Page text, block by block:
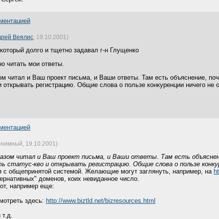
Веялис , 19.10.2001)
долго и тщетно задавал г-н Глущенко
читать мои ответы.
читал и Ваш проект письма, и Ваши ответы. Там есть объяснение,
открывать регистрацию. Общие слова о пользе конкуренции ничего
19.10.2001)
читал и Ваш проект письма, и Ваши ответы. Там есть
статус-кво и открывать регистрацию. Общие слова о пользе
с общепринятой системой. Желающие могут заглянуть, например, на
доменов, коих невиданное число.
например еще:
здесь: http://www.biztld.net/bizresources.html